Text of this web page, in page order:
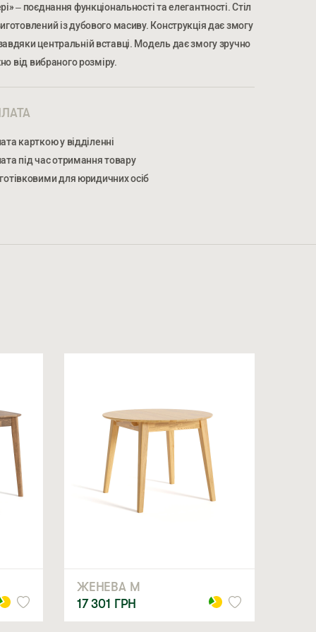
– поєднання функціональності та елегантності. Стіл
із дубового масиву. Конструкція дає змогу
центральній вставці. Модель дає змогу зручно
від вибраного розміру.
карткою у відділенні
під час отримання товару
для юридичних осіб
ЖЕНЕВА M
17 301 ГРН
НОМЕР ТЕЛЕФОНУ *